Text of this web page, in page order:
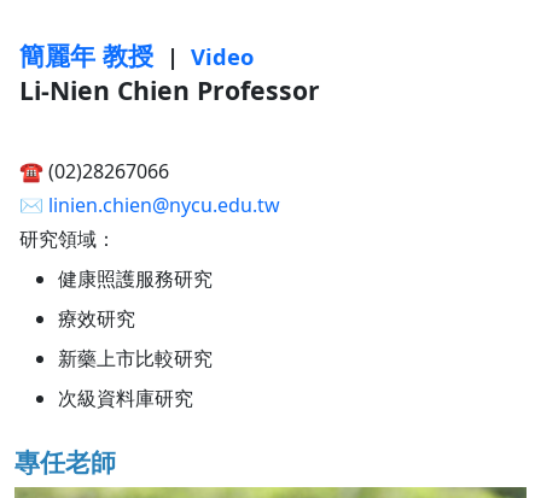
簡麗年 教授 | Video
Li-Nien Chien Professor
☎︎ (02)28267066
✉︎ linien.chien@nycu.edu.tw
研究領域：
健康照護服務研究
療效研究
新藥上市比較研究
次級資料庫研究
專任老師